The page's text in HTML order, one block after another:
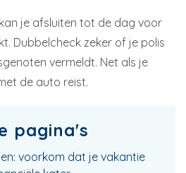
kan je afsluiten tot de dag voor
Dubbelcheck zeker of je polis
vermeldt. Net als je
de auto reist.
pagina's
voorkom dat je vakantie